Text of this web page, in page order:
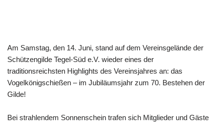
Am Samstag, den 14. Juni, stand auf dem Vereinsgelände der
Schützengilde Tegel-Süd e.V. wieder eines der
traditionsreichsten Highlights des Vereinsjahres an: das
Vogelkönigschießen – im Jubiläumsjahr zum 70. Bestehen der
Gilde!
Bei strahlendem Sonnenschein trafen sich Mitglieder und Gäste